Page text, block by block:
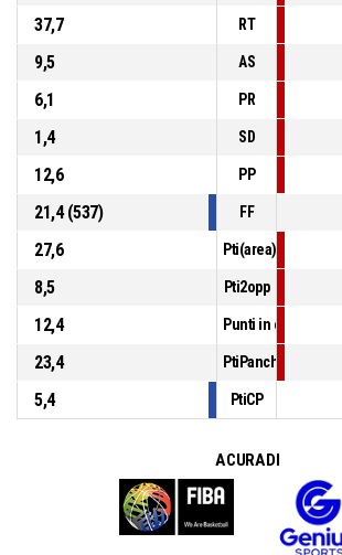
37,7
RT
9,5
AS
6,1
PR
1,4
SD
12,6
PP
21,4 (537)
FF
27,6
Pti(area)
8,5
Pti2opp
12,4
Punti in contropiede
23,4
PtiPanch
5,4
PtiCP
A CURA DI